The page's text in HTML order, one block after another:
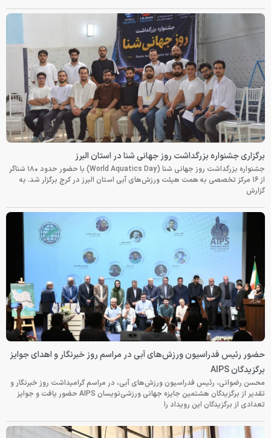
برگزاری جشنواره بزرگداشت روز جهانی شنا در استان البرز
جشنواره بزرگداشت روز جهانی شنا (World Aquatics Day) با حضور حدود ۱۸۰ شناگر
از ۱۶ مرکز تخصصی به همت هیئت ورزش‌های آبی استان البرز در کرج برگزار شد. به
گزارش
حضور رئیس فدراسیون ورزش‌های آبی در مراسم روز خبرنگار و اهدای جوایز
برگزیدگان AIPS
محسن رضوانی، رئیس فدراسیون ورزش‌های آبی، در مراسم گرامیداشت روز خبرنگار و
تقدیر از برگزیدگان هشتمین جایزه جهانی ورزشی‌نویسان AIPS حضور یافت و جوایز
تعدادی از برگزیدگان این رویداد را